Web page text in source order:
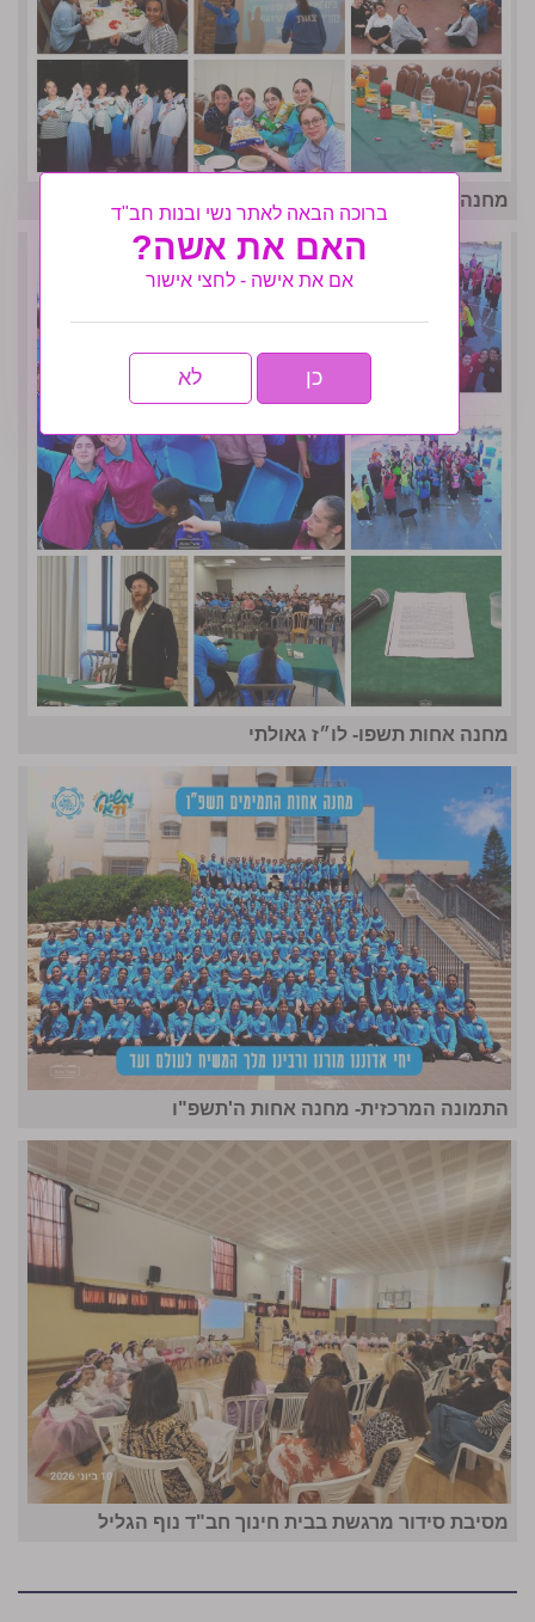
מחנה אחות המסורתי נפתח בסערה- גלריה שניה
מחנה אחות תשפו- לו״ז גאולתי
התמונה המרכזית- מחנה אחות ה'תשפ"ו
מסיבת סידור מרגשת בבית חינוך חב"ד נוף הגליל
ברוכה הבאה לאתר נשי ובנות חב"ד
האם את אשה?
אם את אישה - לחצי אישור
כן לא